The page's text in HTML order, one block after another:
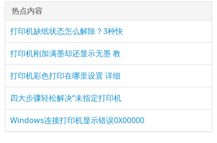
热点内容
打印机缺纸状态怎么解除？3种快
打印机刚加满墨却还显示无墨 教
打印机彩色打印在哪里设置 详细
四大步骤轻松解决“未指定打印机
Windows连接打印机显示错误0X00000